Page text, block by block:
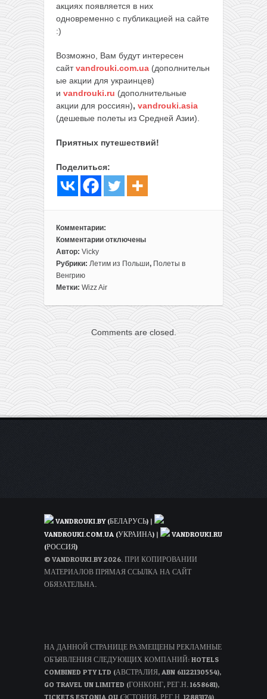
акциях появляется в них
одновременно с публикацией на сайте
:)
Возможно, Вам будут интересен
сайтvandrouki.com.ua (дополнительн
ые акции для украинцев)
и vandrouki.ru (дополнительные
акции для россиян), vandrouki.asia
(дешевые полеты из Средней Азии).
Приятных путешествий!
Поделиться:
Комментарии:
Комментарии
к
записи
Все
лучшее
самый
большой
аквапарк
Центральной
Европы
всего
46€
отключены
Автор: Vicky
Рубрики: Летим из Польши, Полеты в
Венгрию
Метки: Wizz Air
Comments are closed.
VANDROUKI.BY (БЕЛАРУСЬ) |
VANDROUKI.COM.UA (УКРАИНА) |
VANDROUKI.RU
(РОССИЯ)
© VANDROUKI.BY 2026. ПРИ КОПИРОВАНИИ
МАТЕРИАЛОВ ПРЯМАЯ ССЫЛКА НА САЙТ
ОБЯЗАТЕЛЬНА.
НА ДАННОЙ СТРАНИЦЕ РАЗМЕЩЕНЫ РЕКЛАМНЫЕ
ОБЪЯВЛЕНИЯ СЛЕДУЮЩИХ КОМПАНИЙ: HOTELS
COMBINED PTY LTD (АВСТРАЛИЯ, ABN 61122130554),
GO TRAVEL UN LIMITED (ГОНКОНГ, РЕГ.Н. 1658681),
TICKETS ESTONIA OU (ЭСТОНИЯ, РЕГ.Н. 12883174).